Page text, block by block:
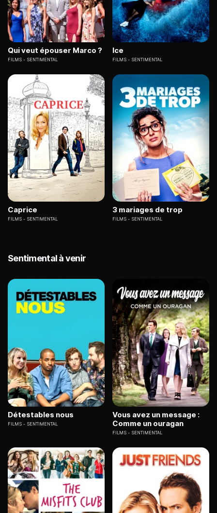
Qui veut épouser Marco ?
FILMS SENTIMENTAL
Ice
FILMS SENTIMENTAL
Caprice
FILMS SENTIMENTAL
3 mariages de trop
FILMS SENTIMENTAL
Sentimental à venir
Détestables nous
FILMS SENTIMENTAL
Vous avez un message :
Comme un ouragan
FILMS SENTIMENTAL